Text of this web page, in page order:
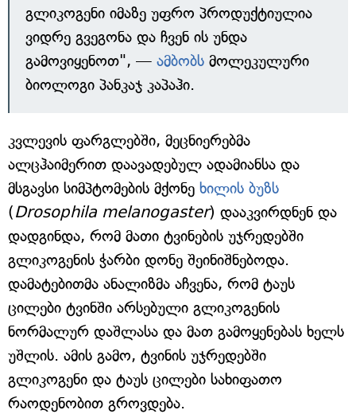
გლიკოგენი იმაზე უფრო პროდუქტიულია
ვიდრე გვეგონა და ჩვენ ის უნდა
გამოვიყენოთ", — ამბობს მოლეკულური
ბიოლოგი პანკაჯ კაპაჰი.
კვლევის ფარგლებში, მეცნიერებმა
ალცჰაიმერით დაავადებულ ადამიანსა და
მსგავსი სიმპტომების მქონე ხილის ბუზს
(Drosophila melanogaster) დააკვირდნენ და
დადგინდა, რომ მათი ტვინების უჯრედებში
გლიკოგენის ჭარბი დონე შეინიშნებოდა.
დამატებითმა ანალიზმა აჩვენა, რომ ტაუს
ცილები ტვინში არსებული გლიკოგენის
ნორმალურ დაშლასა და მათ გამოყენებას ხელს
უშლის. ამის გამო, ტვინის უჯრედებში
გლიკოგენი და ტაუს ცილები სახიფათო
რაოდენობით გროვდება.